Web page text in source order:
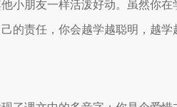
小朋友一样活泼好动。虽然你
的责任，你会越学越聪明，越学